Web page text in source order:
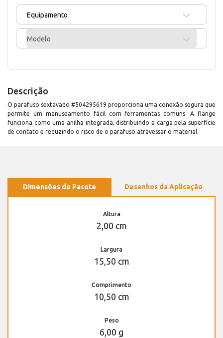
Equipamento
Modelo
Descrição
O parafuso sextavado #504295619 proporciona uma conexão segura que
permite um manuseamento fácil com ferramentas comuns. A flange
funciona como uma anilha integrada, distribuindo a carga pela superfície
de contato e reduzindo o risco de o parafuso atravessar o material.
Dimensões do Pacote Desenhos da Aplicação
Altura
2,00 cm
Largura
15,50 cm
Comprimento
10,50 cm
Peso
6,00 g